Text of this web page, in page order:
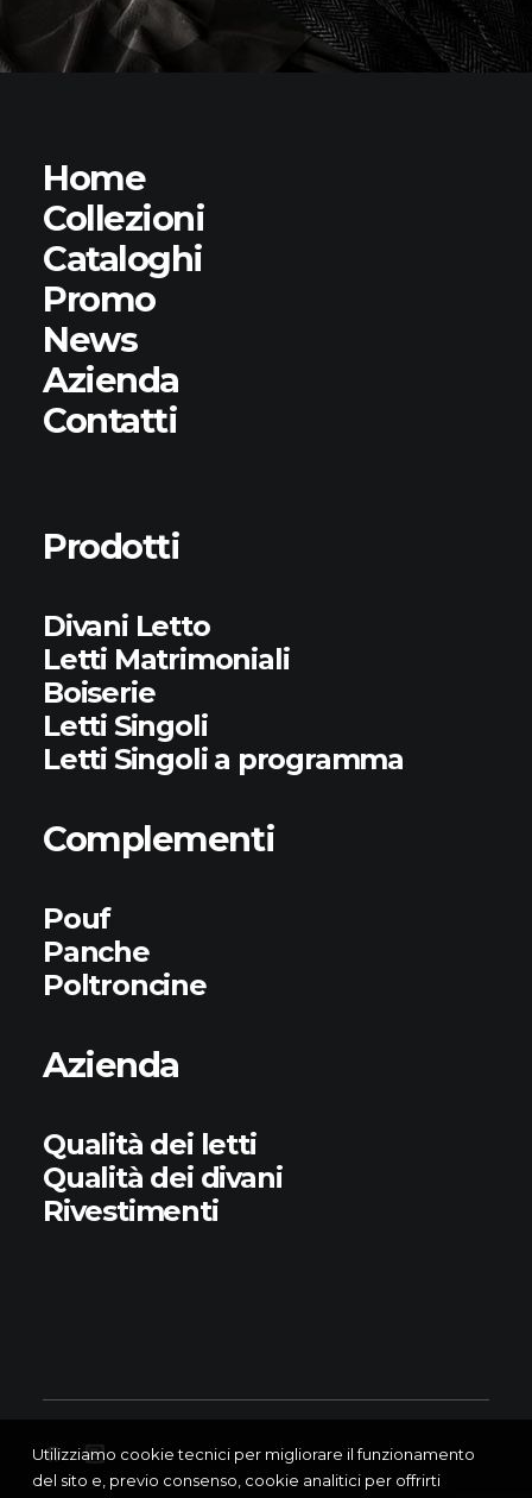
Home
Collezioni
Cataloghi
Promo
News
Azienda
Contatti
Prodotti
Divani Letto
Letti Matrimoniali
Boiserie
Letti Singoli
Letti Singoli a programma
Complementi
Pouf
Panche
Poltroncine
Azienda
Qualità dei letti
Qualità dei divani
Rivestimenti
Utilizziamo cookie tecnici per migliorare il funzionamento
del sito e, previo consenso, cookie analitici per offrirti